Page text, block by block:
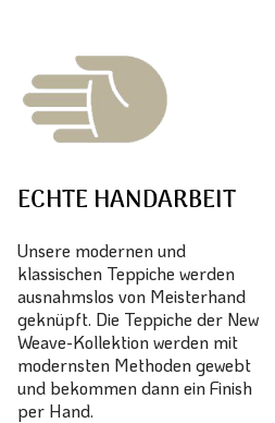
ECHTE HANDARBEIT
Unsere modernen und
klassischen Teppiche werden
ausnahmslos von Meisterhand
geknüpft. Die Teppiche der New
Weave-Kollektion werden mit
modernsten Methoden gewebt
und bekommen dann ein Finish
per Hand.